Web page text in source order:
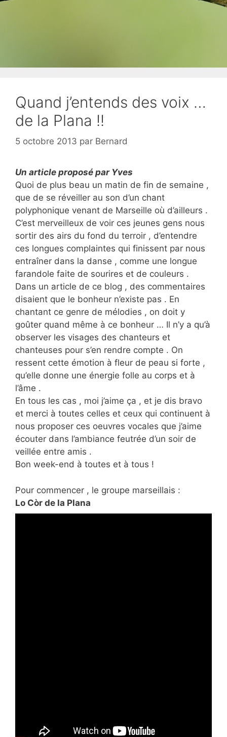
Quand j’entends des voix …
de la Plana !!
5 octobre 2013 par Bernard
Un article proposé par Yves
Quoi de plus beau un matin de fin de semaine ,
que de se réveiller au son d’un chant
polyphonique venant de Marseille où d’ailleurs .
C’est merveilleux de voir ces jeunes gens nous
sortir des airs du fond du terroir , d’entendre
ces longues complaintes qui finissent par nous
entraîner dans la danse , comme une longue
farandole faite de sourires et de couleurs .
Dans un article de ce blog , des commentaires
disaient que le bonheur n’existe pas . En
chantant ce genre de mélodies , on doit y
goûter quand même à ce bonheur … Il n’y a qu’à
observer les visages des chanteurs et
chanteuses pour s’en rendre compte . On
ressent cette émotion à fleur de peau si forte ,
qu’elle donne une énergie folle au corps et à
l’âme .
En tous les cas , moi j’aime ça , et je dis bravo
et merci à toutes celles et ceux qui continuent à
nous proposer ces oeuvres vocales que j’aime
écouter dans l’ambiance feutrée d’un soir de
veillée entre amis .
Bon week-end à toutes et à tous !
Pour commencer , le groupe marseillais :
Lo Còr de la Plana